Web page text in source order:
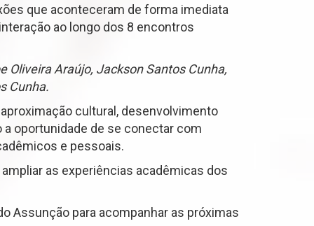
que aconteceram de forma imediata
ao longo dos 8 encontros
Oliveira Araújo, Jackson Santos Cunha,
Cunha.
cultural, desenvolvimento
oportunidade de se conectar com
e pessoais.
as experiências acadêmicas dos
Assunção para acompanhar as próximas